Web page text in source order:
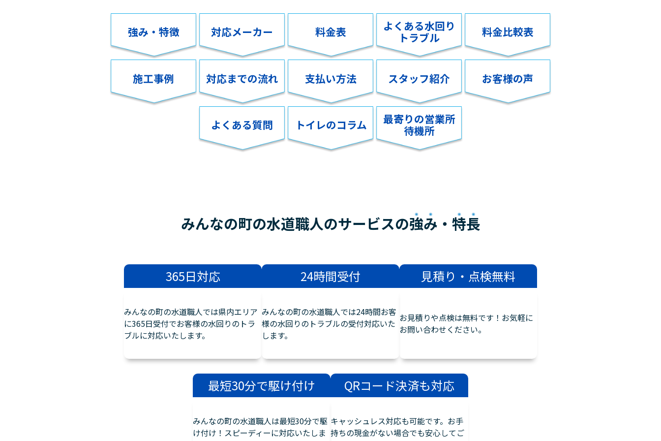
強み・特徴 対応メーカー 料金表
よくある水回り
トラブル
料金比較表
施工事例 対応までの流れ 支払い方法 スタッフ紹介 お客様の声
よくある質問 トイレのコラム
最寄りの営業所
待機所
みんなの町の水道職人のサービスの強み ・ 特長
365日対応
みんなの町の水道職人では県内エリア
に365日受付でお客様の水回りのトラ
ブルに対応いたします。
24時間受付
みんなの町の水道職人では24時間お客
様の水回りのトラブルの受付対応いた
します。
見積り・点検無料
お見積りや点検は無料です！お気軽に
お問い合わせください。
最短30分で駆け付け
みんなの町の水道職人は最短30分で駆
け付け！スピーディーに対応いたしま
QRコード決済も対応
キャッシュレス対応も可能です。お手
持ちの現金がない場合でも安心してご